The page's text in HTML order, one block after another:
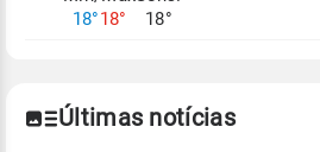
18°18°
18°
Últimas notícias